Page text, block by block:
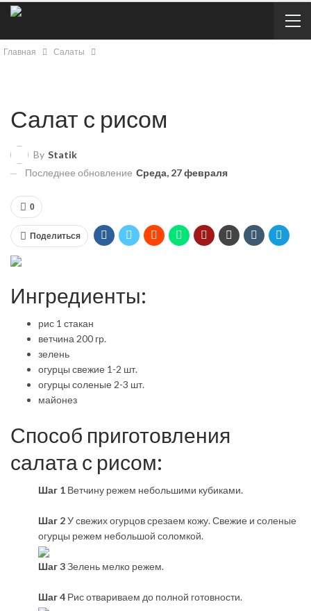
Главная Салаты
Салат с рисом
By Statik
Последнее обновление Среда, 27 февраля
0
Поделиться
Ингредиенты:
рис 1 стакан
ветчина 200 гр.
зелень
огурцы свежие 1-2 шт.
огурцы соленые 2-3 шт.
майонез
Способ приготовления
салата с рисом:
Шаг 1 Ветчину режем небольшими кубиками.
Шаг 2У свежих огурцов срезаем кожу. Свежие и соленые
огурцы режем небольшой соломкой.
Шаг 3Зелень мелко режем.
Шаг 4 Рис отвариваем до полной готовности.